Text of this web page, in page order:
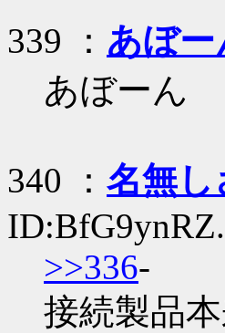
339 ： あぼー
あぼーん
340 ： 名無し
>>336-
接続製品